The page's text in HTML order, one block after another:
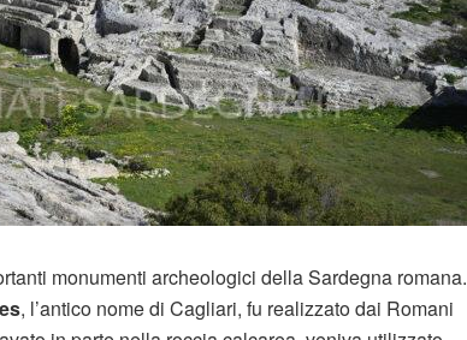
monumenti archeologici della Sardegna romana.
, l’antico nome di Cagliari, fu realizzato dai Romani